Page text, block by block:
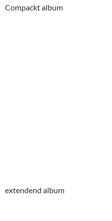
Compackt album
extendend album